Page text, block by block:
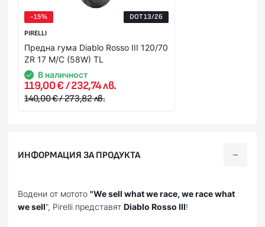
-15%
DOT 13/26
PIRELLI
Предна гума Diablo Rosso III 120/70
ZR 17 M/C (58W) TL
В наличност
119,00 € / 232,74 лв.
140,00 € / 273,82 лв.
ИНФОРМАЦИЯ ЗА ПРОДУКТА
Водени от мотото "We sell what we race, we race what
we sell", Pirelli представят Diablo Rosso III!